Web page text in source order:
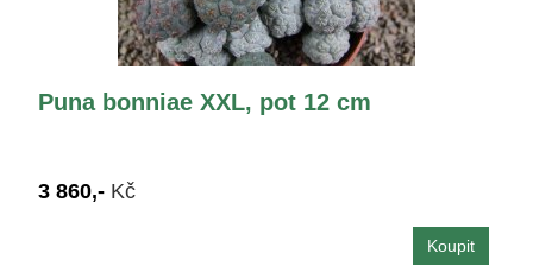
Puna bonniae XXL, pot 12 cm
3 860,- Kč